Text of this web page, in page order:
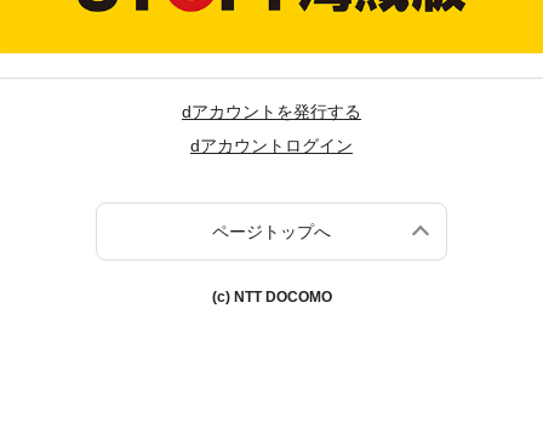
dアカウントを発行する
dアカウントログイン
ページトップへ
(c) NTT DOCOMO